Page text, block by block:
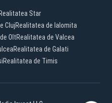
Realitatea Star
ClujRealitatea de Ialomita
OltRealitatea de Valcea
Realitatea de Galati
Realitatea de Timis